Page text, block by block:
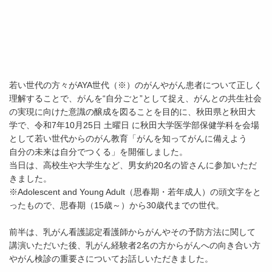
若い世代の方々がAYA世代（※）のがんやがん患者について正しく
理解することで、がんを“自分ごと”として捉え、がんとの共生社会
の実現に向けた意識の醸成を図ることを目的に、秋田県と秋田大
学で、令和7年10月25日 土曜日 に秋田大学医学部保健学科を会場
として若い世代からのがん教育「がんを知ってがんに備えよう
自分の未来は自分でつくる」を開催しました。
当日は、高校生や大学生など、男女約20名の皆さんに参加いただ
きました。
※Adolescent and Young Adult（思春期・若年成人）の頭文字をと
ったもので、思春期（15歳～）から30歳代までの世代。
前半は、乳がん看護認定看護師からがんやその予防方法に関して
講演いただいた後、乳がん経験者2名の方からがんへの向き合い方
やがん検診の重要さについてお話しいただきました。